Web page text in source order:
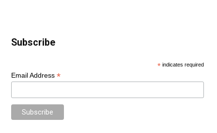
Subscribe
* indicates required
Email Address *